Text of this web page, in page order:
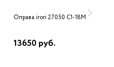
Оправа irori 27050 C1-18M
13650 руб.